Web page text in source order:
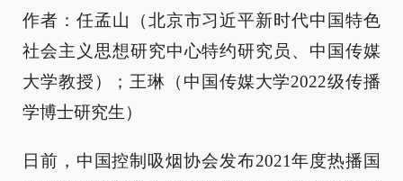
作者：任孟山（北京市习近平新时代中国特色
社会主义思想研究中心特约研究员、中国传媒
大学教授）；王琳（中国传媒大学2022级传播
学博士研究生）
日前，中国控制吸烟协会发布2021年度热播国